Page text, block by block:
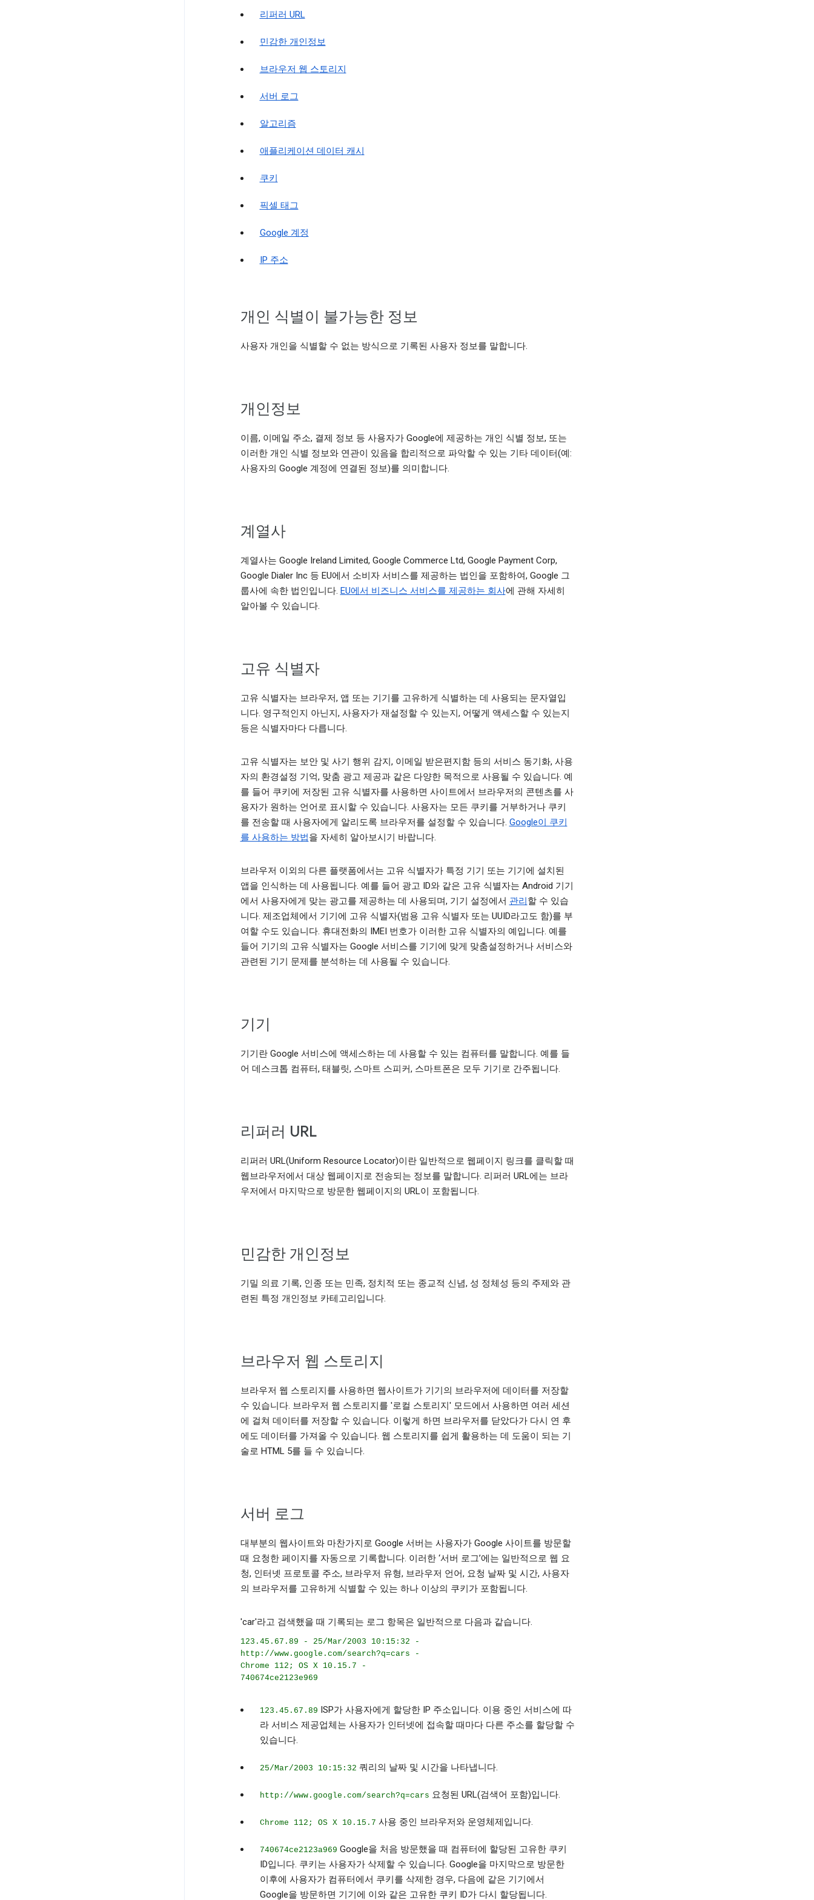
리퍼러 URL
민감한 개인정보
브라우저 웹 스토리지
서버 로그
알고리즘
애플리케이션 데이터 캐시
쿠키
픽셀 태그
Google 계정
IP 주소
개인 식별이 불가능한 정보
사용자 개인을 식별할 수 없는 방식으로 기록된 사용자 정보를 말합니다.
개인정보
이름, 이메일 주소, 결제 정보 등 사용자가 Google에 제공하는 개인 식별 정보, 또는
이러한 개인 식별 정보와 연관이 있음을 합리적으로 파악할 수 있는 기타 데이터(예:
사용자의 Google 계정에 연결된 정보)를 의미합니다.
계열사
계열사는 Google Ireland Limited, Google Commerce Ltd, Google Payment Corp,
Google Dialer Inc 등 EU에서 소비자 서비스를 제공하는 법인을 포함하여, Google 그
룹사에 속한 법인입니다. EU에서 비즈니스 서비스를 제공하는 회사에 관해 자세히
알아볼 수 있습니다.
고유 식별자
고유 식별자는 브라우저, 앱 또는 기기를 고유하게 식별하는 데 사용되는 문자열입
니다. 영구적인지 아닌지, 사용자가 재설정할 수 있는지, 어떻게 액세스할 수 있는지
등은 식별자마다 다릅니다.
고유 식별자는 보안 및 사기 행위 감지, 이메일 받은편지함 등의 서비스 동기화, 사용
자의 환경설정 기억, 맞춤 광고 제공과 같은 다양한 목적으로 사용될 수 있습니다. 예
를 들어 쿠키에 저장된 고유 식별자를 사용하면 사이트에서 브라우저의 콘텐츠를 사
용자가 원하는 언어로 표시할 수 있습니다. 사용자는 모든 쿠키를 거부하거나 쿠키
를 전송할 때 사용자에게 알리도록 브라우저를 설정할 수 있습니다. Google이 쿠키
를 사용하는 방법을 자세히 알아보시기 바랍니다.
브라우저 이외의 다른 플랫폼에서는 고유 식별자가 특정 기기 또는 기기에 설치된
앱을 인식하는 데 사용됩니다. 예를 들어 광고 ID와 같은 고유 식별자는 Android 기기
에서 사용자에게 맞는 광고를 제공하는 데 사용되며, 기기 설정에서 관리할 수 있습
니다. 제조업체에서 기기에 고유 식별자(범용 고유 식별자 또는 UUID라고도 함)를 부
여할 수도 있습니다. 휴대전화의 IMEI 번호가 이러한 고유 식별자의 예입니다. 예를
들어 기기의 고유 식별자는 Google 서비스를 기기에 맞게 맞춤설정하거나 서비스와
관련된 기기 문제를 분석하는 데 사용될 수 있습니다.
기기
기기란 Google 서비스에 액세스하는 데 사용할 수 있는 컴퓨터를 말합니다. 예를 들
어 데스크톱 컴퓨터, 태블릿, 스마트 스피커, 스마트폰은 모두 기기로 간주됩니다.
리퍼러 URL
리퍼러 URL(Uniform Resource Locator)이란 일반적으로 웹페이지 링크를 클릭할 때
웹브라우저에서 대상 웹페이지로 전송되는 정보를 말합니다. 리퍼러 URL에는 브라
우저에서 마지막으로 방문한 웹페이지의 URL이 포함됩니다.
민감한 개인정보
기밀 의료 기록, 인종 또는 민족, 정치적 또는 종교적 신념, 성 정체성 등의 주제와 관
련된 특정 개인정보 카테고리입니다.
브라우저 웹 스토리지
브라우저 웹 스토리지를 사용하면 웹사이트가 기기의 브라우저에 데이터를 저장할
수 있습니다. 브라우저 웹 스토리지를 '로컬 스토리지' 모드에서 사용하면 여러 세션
에 걸쳐 데이터를 저장할 수 있습니다. 이렇게 하면 브라우저를 닫았다가 다시 연 후
에도 데이터를 가져올 수 있습니다. 웹 스토리지를 쉽게 활용하는 데 도움이 되는 기
술로 HTML 5를 들 수 있습니다.
서버 로그
대부분의 웹사이트와 마찬가지로 Google 서버는 사용자가 Google 사이트를 방문할
때 요청한 페이지를 자동으로 기록합니다. 이러한 ‘서버 로그’에는 일반적으로 웹 요
청, 인터넷 프로토콜 주소, 브라우저 유형, 브라우저 언어, 요청 날짜 및 시간, 사용자
의 브라우저를 고유하게 식별할 수 있는 하나 이상의 쿠키가 포함됩니다.
'car'라고 검색했을 때 기록되는 로그 항목은 일반적으로 다음과 같습니다.
123.45.67.89 - 25/Mar/2003 10:15:32 -
http://www.google.com/search?q=cars -
Chrome 112; OS X 10.15.7 -
740674ce2123e969
123.45.67.89 ISP가 사용자에게 할당한 IP 주소입니다. 이용 중인 서비스에 따
라 서비스 제공업체는 사용자가 인터넷에 접속할 때마다 다른 주소를 할당할 수
있습니다.
25/Mar/2003 10:15:32 쿼리의 날짜 및 시간을 나타냅니다.
http://www.google.com/search?q=cars 요청된 URL(검색어 포함)입니다.
Chrome 112; OS X 10.15.7 사용 중인 브라우저와 운영체제입니다.
740674ce2123a969 Google을 처음 방문했을 때 컴퓨터에 할당된 고유한 쿠키
ID입니다. 쿠키는 사용자가 삭제할 수 있습니다. Google을 마지막으로 방문한
이후에 사용자가 컴퓨터에서 쿠키를 삭제한 경우, 다음에 같은 기기에서
Google을 방문하면 기기에 이와 같은 고유한 쿠키 ID가 다시 할당됩니다.